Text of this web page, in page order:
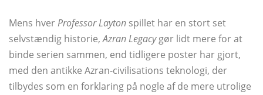
Mens hverProfessor Layton spillet har en stort set
selvstændig historie,Azran Legacygør lidt mere for at
binde serien sammen, end tidligere poster har gjort,
med den antikke Azran-civilisations teknologi, der
tilbydes som en forklaring på nogle af de mere utrolige